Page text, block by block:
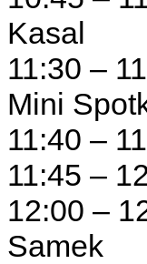
Kasal
11:30 –
Mini
11:40 –
11:45 –
12:00 –
Samek